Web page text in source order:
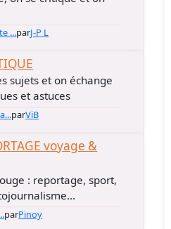
...parJ-P L
sujets et on échange
et astuces
parViB
voyage &
: reportage, sport,
parPinoy